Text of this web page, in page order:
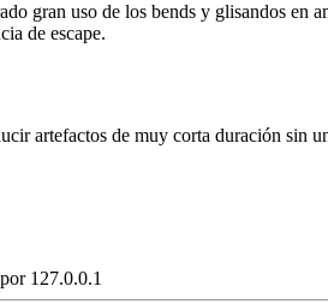
gran uso de los bends y glisandos en
de escape.
artefactos de muy corta duración sin
127.0.0.1